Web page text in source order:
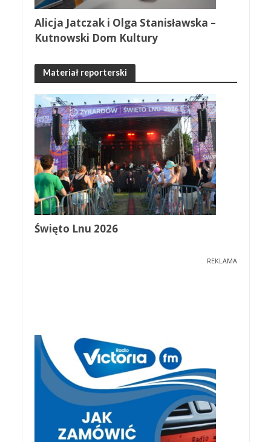
Alicja Jatczak i Olga Stanisławska –
Kutnowski Dom Kultury
Materiał reporterski
Święto Lnu 2026
REKLAMA